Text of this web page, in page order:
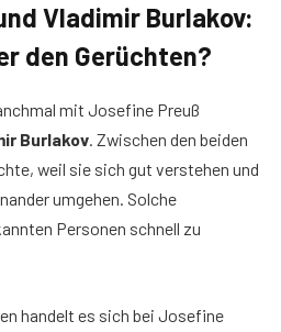
Vladimir Burlakov:
den Gerüchten?
mit Josefine Preuß
Burlakov. Zwischen den beiden
weil sie sich gut verstehen und
umgehen. Solche
Personen schnell zu
handelt es sich bei Josefine